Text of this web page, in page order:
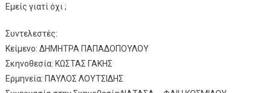
Εμείς γιατί όχι ;
Συντελεστές:
Κείμενο: ΔΗΜΗΤΡΑ ΠΑΠΑΔΟΠΟΥΛΟΥ
Σκηνοθεσία: ΚΩΣΤΑΣ ΓΑΚΗΣ
Ερμηνεία: ΠΑΥΛΟΣ ΛΟΥΤΣΙΔΗΣ